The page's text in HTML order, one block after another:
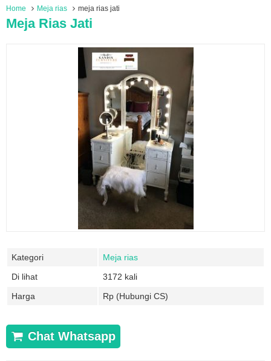
Home Meja rias meja rias jati
Meja Rias Jati
Kategori
Meja rias
Di lihat
3172 kali
Harga
Rp (Hubungi CS)
Chat Whatsapp